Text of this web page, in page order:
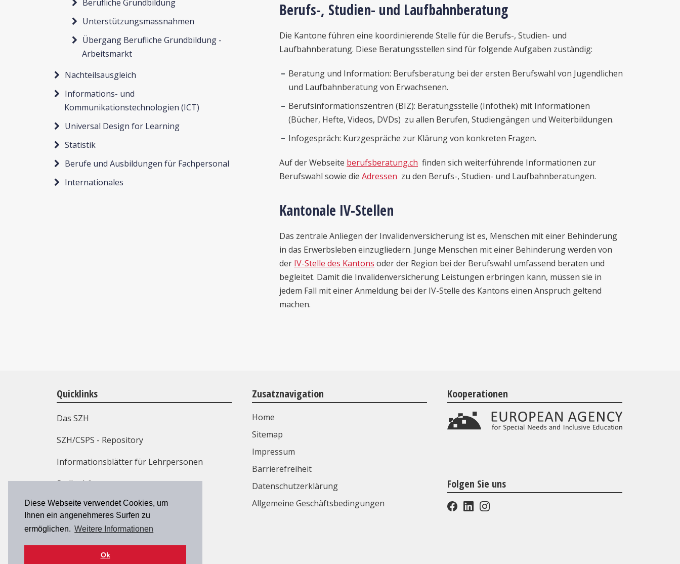
Diese Webseite verwendet Cookies, um
Ihnen ein angenehmeres Surfen zu
ermöglichen. Weitere Informationen
Ok
Berufliche Grundbildung
Unterstützungsmassnahmen
Übergang Berufliche Grundbildung -
Arbeitsmarkt
Nachteilsausgleich
Informations- und
Kommunikationstechnologien (ICT)
Universal Design for Learning
Statistik
Berufe und Ausbildungen für Fachpersonal
Internationales
Berufs-, Studien- und Laufbahnberatung
Die Kantone führen eine koordinierende Stelle für die Berufs-, Studien- und
Laufbahnberatung. Diese Beratungsstellen sind für folgende Aufgaben zuständig:
Beratung und Information: Berufsberatung bei der ersten Berufswahl von Jugendlichen
und Laufbahnberatung von Erwachsenen.
Berufsinformationszentren (BIZ): Beratungsstelle (Infothek) mit Informationen
(Bücher, Hefte, Videos, DVDs) zu allen Berufen, Studiengängen und Weiterbildungen.
Infogespräch: Kurzgespräche zur Klärung von konkreten Fragen.
Auf der Webseite berufsberatung.ch finden sich weiterführende Informationen zur
Berufswahl sowie die Adressen zu den Berufs-, Studien- und Laufbahnberatungen.
Kantonale IV-Stellen
Das zentrale Anliegen der Invalidenversicherung ist es, Menschen mit einer Behinderung
in das Erwerbsleben einzugliedern. Junge Menschen mit einer Behinderung werden von
der IV-Stelle des Kantons oder der Region bei der Berufswahl umfassend beraten und
begleitet. Damit die Invalidenversicherung Leistungen erbringen kann, müssen sie in
jedem Fall mit einer Anmeldung bei der IV-Stelle des Kantons einen Anspruch geltend
machen.
Quicklinks
Das SZH
SZH/CSPS - Repository
Informationsblätter für Lehrpersonen
Stellenbörse
Weiterbildung
Kontakt
Zusatznavigation
Home
Sitemap
Impressum
Barrierefreiheit
Datenschutzerklärung
Allgemeine Geschäftsbedingungen
Kooperationen
Folgen Sie uns